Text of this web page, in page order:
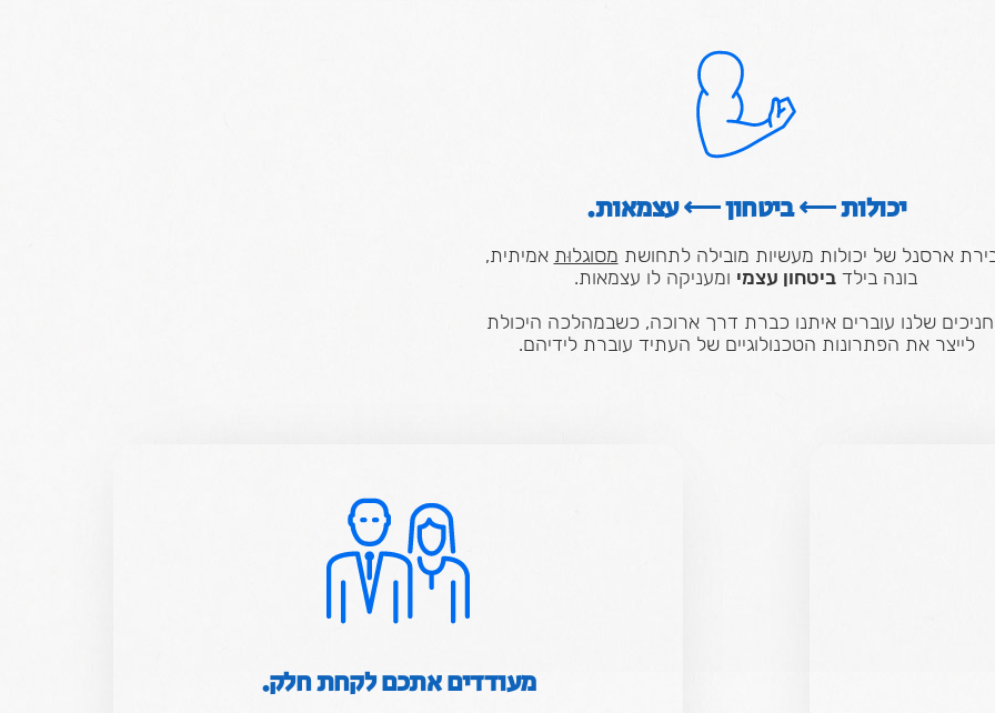
יכולות ⟵ ביטחון ⟵ עצמאות.
ארסנל של יכולות מעשיות מובילה לתחושת מסוגלוּת אמיתית,
בונה בילד ביטחון עצמי ומעניקה לו עצמאות.
שלנו עוברים איתנו כברת דרך ארוכה, כשבמהלכה היכולת
לייצר את הפתרונות הטכנולוגיים של העתיד עוברת לידיהם.
מעודדים אתכם לקחת חלק.